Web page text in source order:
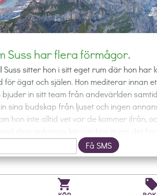
Suss har flera förmågor.
Suss sitter hon i sitt eget rum där hon har
för ögat och själen. Hon mediterar innan
bjuder in sitt team från andevärlden
sina budskap från ljuset och ingen
hon inte alltid vet var de kommer ifrån,
spontant. Genom sin healing, som
hos dig.
Cards Reader certifierad av Doreen
Få SMS
shopping_cart